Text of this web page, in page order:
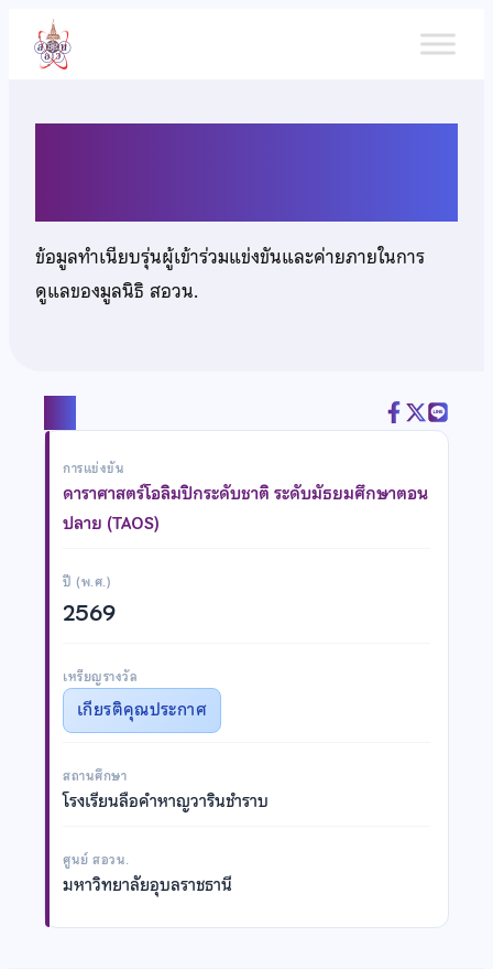
เนื้อหา
ข้อมูลทำเนียบรุ่นผู้เข้าร่วมแข่งขันและค่ายภายในการ
ดูแลของมูลนิธิ สอวน.
การแข่งขัน
ดาราศาสตร์โอลิมปิกระดับชาติ ระดับมัธยมศึกษาตอน
ปลาย (TAOS)
ปี (พ.ศ.)
2569
เหรียญรางวัล
เกียรติคุณประกาศ
สถานศึกษา
โรงเรียนลือคำหาญวารินชำราบ
ศูนย์ สอวน.
มหาวิทยาลัยอุบลราชธานี